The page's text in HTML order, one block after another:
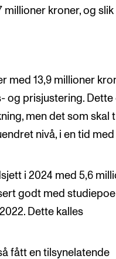
millioner kroner, og slik
med 13,9 millioner
og prisjustering. Dette
men det som skal
nivå, i en tid
i 2024 med 5,6
godt med
Dette kalles
fått en tilsynelatende